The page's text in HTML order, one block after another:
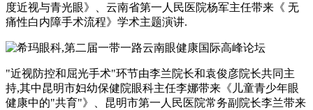
度近视与青光眼》、云南省第一人民医院杨军主任带来《 无
痛性白内障手术流程》学术主题演讲.
"近视防控和屈光手术"环节由李兰院长和袁俊彦院长共同主
持,其中昆明市妇幼保健院眼科主任李娜带来《儿童青少年眼
健康中的"共育"》、昆明市第一人民医院常务副院长李兰带来